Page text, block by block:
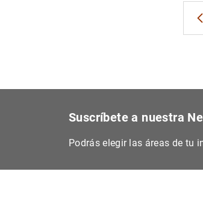
Suscríbete a nuestra
Podrás elegir las áreas de tu